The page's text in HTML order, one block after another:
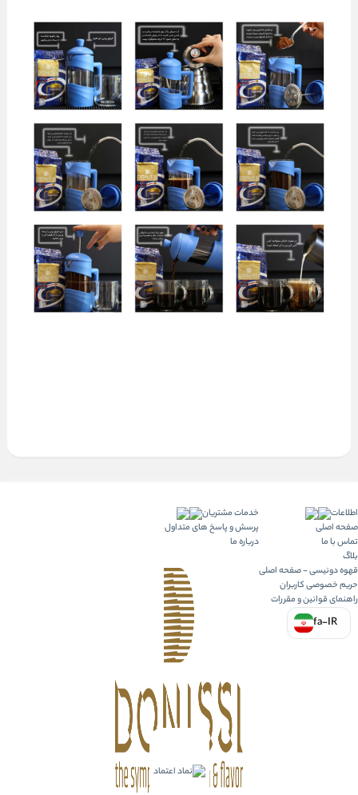
اطلاعات
صفحه اصلی
تماس با ما
بلاگ
قهوه دونیسی - صفحه اصلی
حریم خصوصی کاربران
راهنمای قوانین و مقررات
خدمات مشتریان
پرسش و پاسخ های متداول
درباره ما
fa-IR